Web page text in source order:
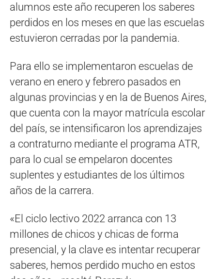
alumnos este año recuperen los saberes
perdidos en los meses en que las escuelas
estuvieron cerradas por la pandemia.
Para ello se implementaron escuelas de
verano en enero y febrero pasados en
algunas provincias y en la de Buenos Aires,
que cuenta con la mayor matrícula escolar
del país, se intensificaron los aprendizajes
a contraturno mediante el programa ATR,
para lo cual se empelaron docentes
suplentes y estudiantes de los últimos
años de la carrera.
«El ciclo lectivo 2022 arranca con 13
millones de chicos y chicas de forma
presencial, y la clave es intentar recuperar
saberes, hemos perdido mucho en estos